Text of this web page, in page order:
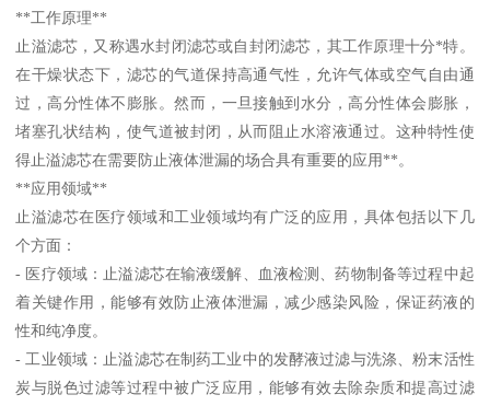
**工作原理**
止溢滤芯，又称遇水封闭滤芯或自封闭滤芯，其工作原理十分*特。
在干燥状态下，滤芯的气道保持高通气性，允许气体或空气自由通
过，高分性体不膨胀。然而，一旦接触到水分，高分性体会膨胀，
堵塞孔状结构，使气道被封闭，从而阻止水溶液通过。这种特性使
得止溢滤芯在需要防止液体泄漏的场合具有重要的应用**。
**应用领域**
止溢滤芯在医疗领域和工业领域均有广泛的应用，具体包括以下几
个方面：
- 医疗领域：止溢滤芯在输液缓解、血液检测、药物制备等过程中起
着关键作用，能够有效防止液体泄漏，减少感染风险，保证药液的
性和纯净度。
- 工业领域：止溢滤芯在制药工业中的发酵液过滤与洗涤、粉末活性
炭与脱色过滤等过程中被广泛应用，能够有效去除杂质和提高过滤